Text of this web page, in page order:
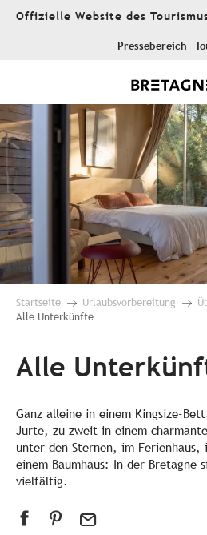
AllerOffizielle Website des
Pressebereich
Startseite Urlaubsvorbereitung
Alle Unterkünfte
Alle
Ganz alleine in einem Kingsize-
Jurte, zu zweit in einem
unter den Sternen, im
einem Baumhaus: In der Bretagne
vielfältig.